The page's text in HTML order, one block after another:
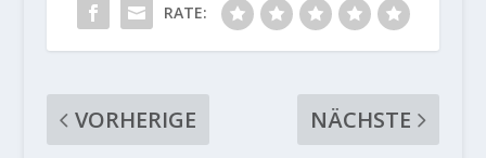
RATE:
VORHERIGE
NÄCHSTE